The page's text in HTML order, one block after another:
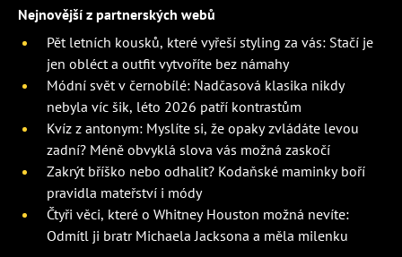
Nejnovější z partnerských webů
Pět letních kousků, které vyřeší styling za vás: Stačí je
jen obléct a outfit vytvoříte bez námahy
Módní svět v černobílé: Nadčasová klasika nikdy
nebyla víc šik, léto 2026 patří kontrastům
Kvíz z antonym: Myslíte si, že opaky zvládáte levou
zadní? Méně obvyklá slova vás možná zaskočí
Zakrýt bříško nebo odhalit? Kodaňské maminky boří
pravidla mateřství i módy
Čtyři věci, které o Whitney Houston možná nevíte:
Odmítl ji bratr Michaela Jacksona a měla milenku